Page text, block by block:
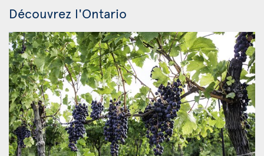
Découvrez l'Ontario